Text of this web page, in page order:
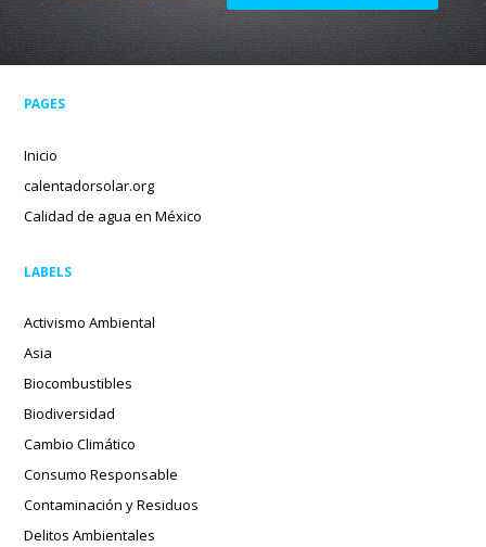
PAGES
Inicio
calentadorsolar.org
Calidad de agua en México
LABELS
Activismo Ambiental
Asia
Biocombustibles
Biodiversidad
Cambio Climático
Consumo Responsable
Contaminación y Residuos
Delitos Ambientales